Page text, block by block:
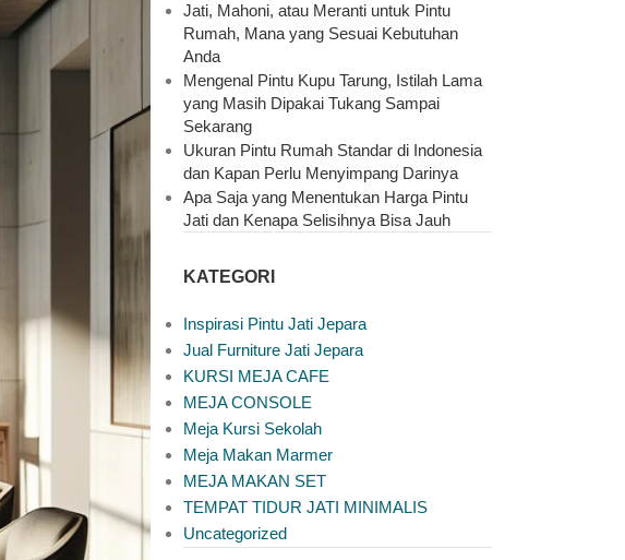
Jati, Mahoni, atau Meranti untuk Pintu
Rumah, Mana yang Sesuai Kebutuhan
Anda
Mengenal Pintu Kupu Tarung, Istilah Lama
yang Masih Dipakai Tukang Sampai
Sekarang
Ukuran Pintu Rumah Standar di Indonesia
dan Kapan Perlu Menyimpang Darinya
Apa Saja yang Menentukan Harga Pintu
Jati dan Kenapa Selisihnya Bisa Jauh
KATEGORI
Inspirasi Pintu Jati Jepara
Jual Furniture Jati Jepara
KURSI MEJA CAFE
MEJA CONSOLE
Meja Kursi Sekolah
Meja Makan Marmer
MEJA MAKAN SET
TEMPAT TIDUR JATI MINIMALIS
Uncategorized